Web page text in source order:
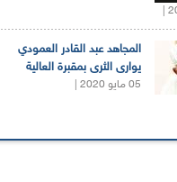
المجاهد عبد القادر العمودي
يوارى الثرى بمقبرة العالية
05 مايو 2020 |